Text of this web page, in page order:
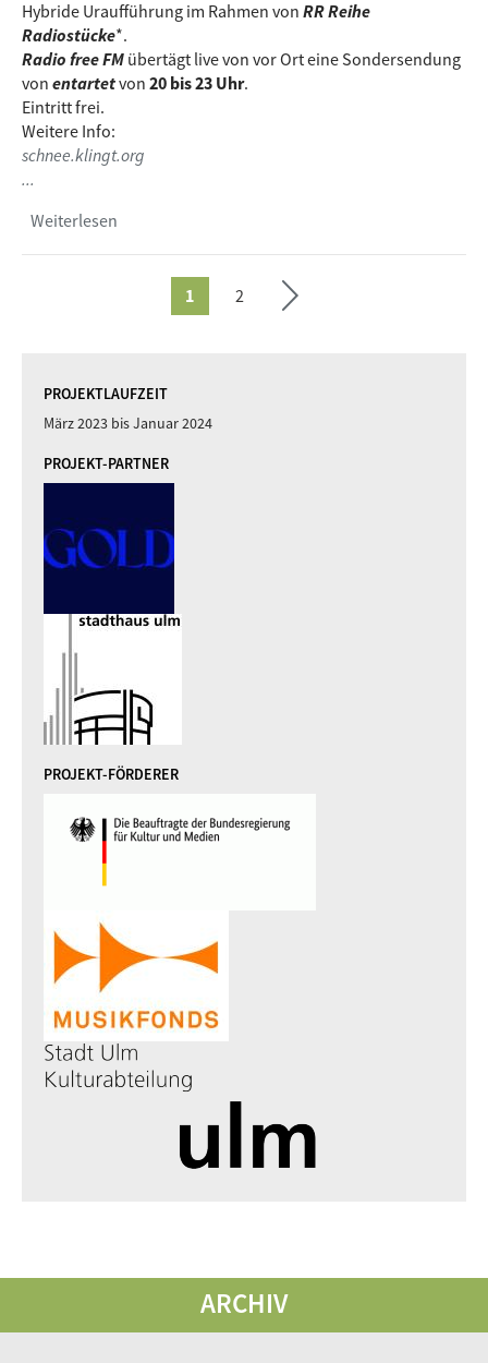
Hybride Uraufführung im Rahmen von RR Reihe
Radiostücke*.
Radio free FM übertägt live von vor Ort eine Sondersendung
von entartetvon 20 bis 23 Uhr.
Eintritt frei.
Weitere Info:
schnee.klingt.org
...
Weiterlesen
1 2
ächs
PROJEKTLAUFZEIT
März 2023 bisJanuar 2024
PROJEKT-PARTNER
PROJEKT-FÖRDERER
ARCHIV